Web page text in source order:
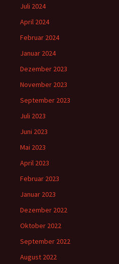
Juli 2024
April 2024
Februar 2024
Januar 2024
Dezember 2023
November 2023
September 2023
Juli 2023
Juni 2023
Mai 2023
April 2023
Februar 2023
Januar 2023
Dezember 2022
Oktober 2022
September 2022
August 2022